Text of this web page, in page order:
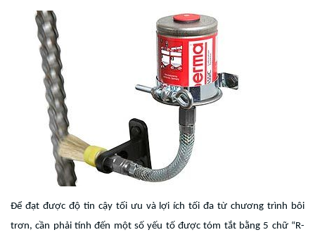
Để đạt được độ tin cậy tối ưu và lợi ích tối đa từ chương trình bôi
trơn, cần phải tính đến một số yếu tố được tóm tắt bằng 5 chữ “R-